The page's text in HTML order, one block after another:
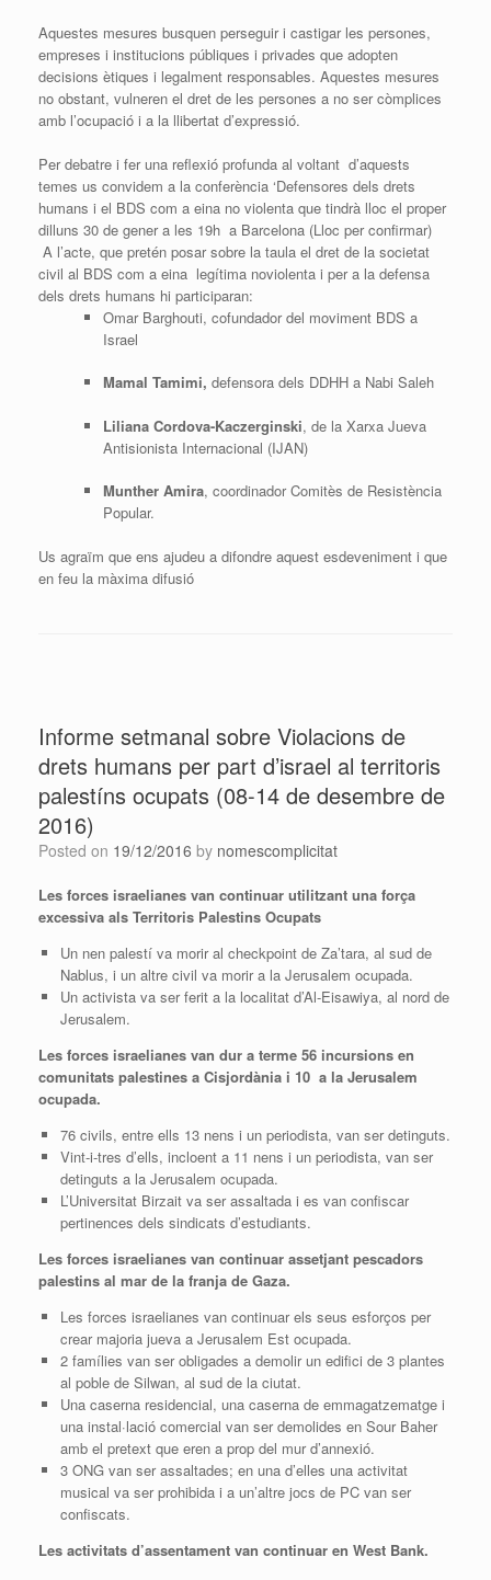
Aquestes mesures busquen perseguir i castigar les persones,
empreses i institucions públiques i privades que adopten
decisions ètiques i legalment responsables. Aquestes mesures
no obstant, vulneren el dret de les persones a no ser còmplices
amb l’ocupació i a la llibertat d’expressió.
Per debatre i fer una reflexió profunda al voltant d’aquests
temes us convidem a la conferència ‘Defensores dels drets
humans i el BDS com a eina no violenta que tindrà lloc el proper
dilluns 30 de gener a les 19h a Barcelona (Lloc per confirmar)
A l’acte, que pretén posar sobre la taula el dret de la societat
civil al BDS com a eina legítima noviolenta i per a la defensa
dels drets humans hi participaran:
Omar Barghouti, cofundador del moviment BDS a
Israel
Mamal Tamimi, defensora dels DDHH a Nabi Saleh
Liliana Cordova-Kaczerginski, de la Xarxa Jueva
Antisionista Internacional (IJAN)
Munther Amira, coordinador Comitès de Resistència
Popular.
Us agraïm que ens ajudeu a difondre aquest esdeveniment i que
en feu la màxima difusió
Informe setmanal sobre Violacions de
drets humans per part d’israel al territoris
palestíns ocupats (08-14 de desembre de
2016)
Posted on 19/12/2016 by nomescomplicitat
Les forces israelianes van continuar utilitzant una força
excessiva als Territoris Palestins Ocupats
Un nen palestí va morir al checkpoint de Za’tara, al sud de
Nablus, i un altre civil va morir a la Jerusalem ocupada.
Un activista va ser ferit a la localitat d’Al-Eisawiya, al nord de
Jerusalem.
Les forces israelianes van dur a terme 56 incursions en
comunitats palestines a Cisjordània i 10 a la Jerusalem
ocupada.
76 civils, entre ells 13 nens i un periodista, van ser detinguts.
Vint-i-tres d’ells, incloent a 11 nens i un periodista, van ser
detinguts a la Jerusalem ocupada.
L’Universitat Birzait va ser assaltada i es van confiscar
pertinences dels sindicats d’estudiants.
Les forces israelianes van continuar assetjant pescadors
palestins al mar de la franja de Gaza.
Les forces israelianes van continuar els seus esforços per
crear majoria jueva a Jerusalem Est ocupada.
2 famílies van ser obligades a demolir un edifici de 3 plantes
al poble de Silwan, al sud de la ciutat.
Una caserna residencial, una caserna de emmagatzematge i
una instal·lació comercial van ser demolides en Sour Baher
amb el pretext que eren a prop del mur d’annexió.
3 ONG van ser assaltades; en una d’elles una activitat
musical va ser prohibida i a un’altre jocs de PC van ser
confiscats.
Les activitats d’assentament van continuar en West Bank.